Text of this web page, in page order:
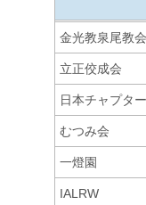
金光教泉尾教会
立正佼成会
日本チャプター
むつみ会
一燈園
IALRW